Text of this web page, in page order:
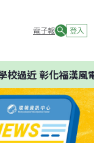
電子報 登入
過近 彰化福漢風電